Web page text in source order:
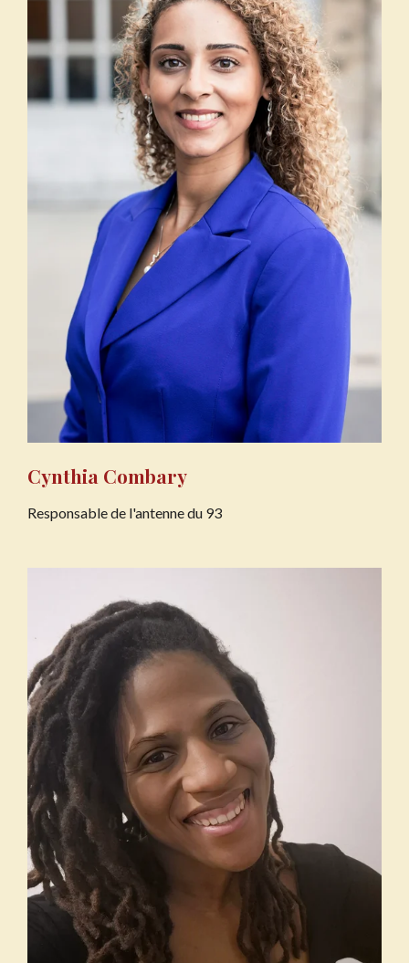
Cynthia Combary
Responsable de l'antenne du 93